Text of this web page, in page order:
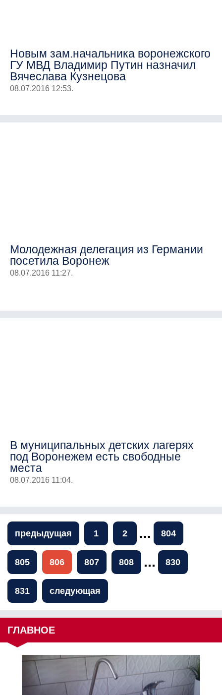
Новым зам.начальника воронежского
ГУ МВД Владимир Путин назначил
Вячеслава Кузнецова
08.07.2016 12:53.
Молодежная делегация из Германии
посетила Воронеж
08.07.2016 11:27.
В муниципальных детских лагерях
под Воронежем есть свободные
места
08.07.2016 11:04.
предыдущая 1 2 ... 804
805 806 807 808 ... 830
831 следующая
ГЛАВНОЕ